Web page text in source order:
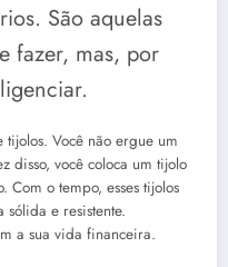
São aquelas
fazer, mas, por
Você não ergue um
disso, você coloca um tijolo
o tempo, esses tijolos
sólida e resistente.
a sua vida financeira.